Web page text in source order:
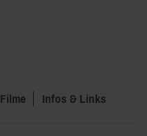
Filme Infos & Links